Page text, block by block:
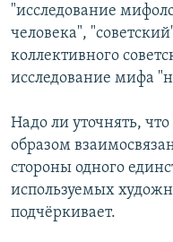
"исследование
человека",
коллективного
исследование мифа
Надо ли уточнять,
образом
стороны одного
используемых
подчёркивает.